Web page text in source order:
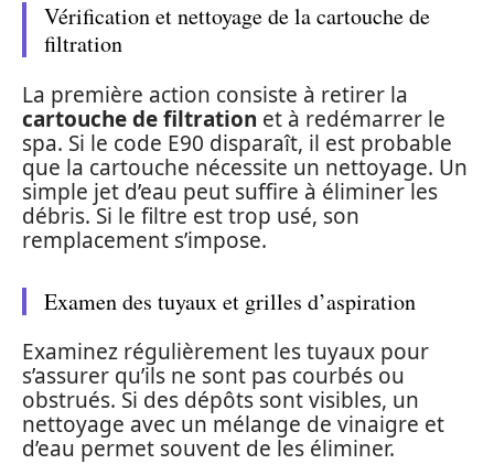
Vérification et nettoyage de la cartouche de
filtration
La première action consiste à retirer la
cartouche de filtration et à redémarrer le
spa. Si le code E90 disparaît, il est probable
que la cartouche nécessite un nettoyage. Un
simple jet d’eau peut suffire à éliminer les
débris. Si le filtre est trop usé, son
remplacement s’impose.
Examen des tuyaux et grilles d’aspiration
Examinez régulièrement les tuyaux pour
s’assurer qu’ils ne sont pas courbés ou
obstrués. Si des dépôts sont visibles, un
nettoyage avec un mélange de vinaigre et
d’eau permet souvent de les éliminer.